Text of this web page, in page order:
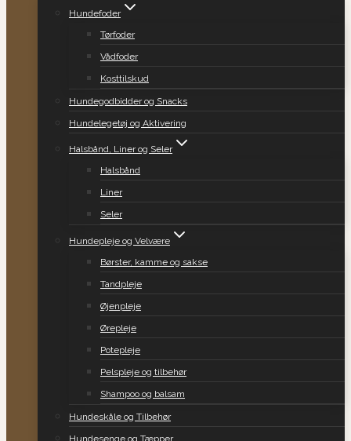
Hundefoder
Tørfoder
Vådfoder
Kosttilskud
Hundegodbidder og Snacks
Hundelegetøj og Aktivering
Halsbånd, Liner og Seler
Halsbånd
Liner
Seler
Hundepleje og Velvære
Børster, kamme og sakse
Tandpleje
Øjenpleje
Ørepleje
Potepleje
Pelspleje og tilbehør
Shampoo og balsam
Hundeskåle og Tilbehør